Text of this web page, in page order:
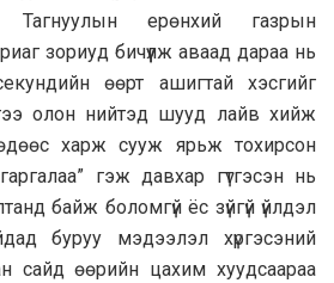
Тагнуулын ерөнхий газрын
зориуд бичүүлж аваад дараа нь
өөрт ашигтай хэсгийг
олон нийтэд шууд лайв хийж
харж сууж ярьж тохирсон
гэж давхар гүтгэсэн нь
байж боломгүй ёс зүйгүй үйлдэл
буруу мэдээлэл хүргэсэний
сайд өөрийн цахим хуудсаараа